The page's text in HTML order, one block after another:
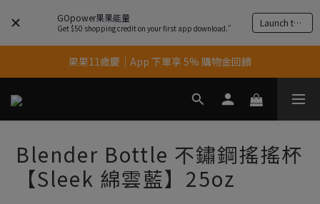
GOpower果果能量
Get $50 shopping credit on your first app download.” Launch the app
果果11歲慶｜App 下單享 5% 購物金回饋
果果11歲慶｜App 下單享 5% 購物金回饋
結帳輸入優惠代碼【gopower】享全單95折優惠！
果果11歲慶｜App 下單享 5% 購物金回饋
Blender Bottle 不鏽鋼搖搖杯
【Sleek 綿雲藍】25oz